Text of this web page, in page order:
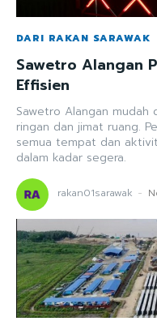
DARI RAKAN SARAWAK
Sawetro Alangan
Effisien
Sawetro Alangan mudah
ringan dan jimat ruang.
semua tempat dan
dalam kadar segera.
rakan01sarawak -